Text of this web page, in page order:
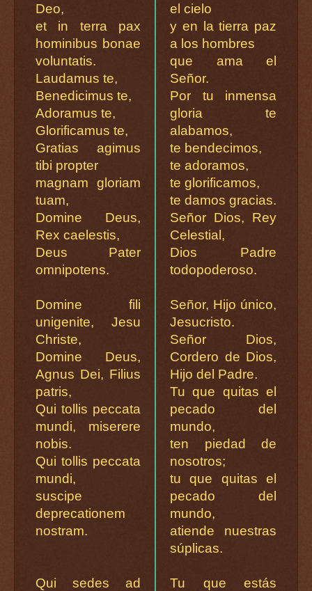
Deo,
et in terra pax
hominibus bonae
voluntatis.
Laudamus te,
Benedicimus te,
Adoramus te,
Glorificamus te,
Gratias agimus
tibi propter
magnam gloriam
tuam,
Domine Deus,
Rex caelestis,
Deus Pater
omnipotens.
Domine fili
unigenite, Jesu
Christe,
Domine Deus,
Agnus Dei, Filius
patris,
Qui tollis peccata
mundi, miserere
nobis.
Qui tollis peccata
mundi,
suscipe
deprecationem
nostram.
Qui sedes ad
el cielo
y en la tierra paz
a los hombres
que ama el
Señor.
Por tu inmensa
gloria te
alabamos,
te bendecimos,
te adoramos,
te glorificamos,
te damos gracias.
Señor Dios, Rey
Celestial,
Dios Padre
todopoderoso.
Señor, Hijo único,
Jesucristo.
Señor Dios,
Cordero de Dios,
Hijo del Padre.
Tu que quitas el
pecado del
mundo,
ten piedad de
nosotros;
tu que quitas el
pecado del
mundo,
atiende nuestras
súplicas.
Tu que estás